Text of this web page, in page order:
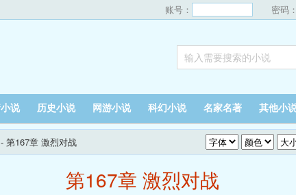
账号： 密码
说 历史小说 网游小说 科幻小说 名家名著 其他小
- 第167章 激烈对战
第167章 激烈对战